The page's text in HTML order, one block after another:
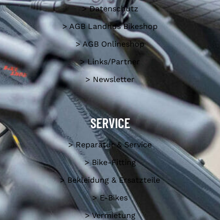
> Datenschutz
> AGB Landhus Bikeshop
> AGB Onlineshop
> Links/Partner
> Newsletter
SERVICE
> Reparatur & Service
> Bike-Fitting
> Bekleidung & Ersatzteile
> E-Bikes
> Vermietung